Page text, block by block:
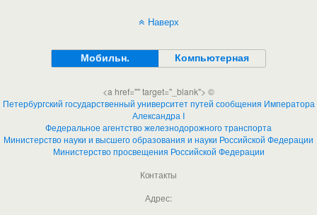
Наверх
Мобильн. Компьютерная
<a href="" target="_blank"> ©
Петербургский государственный университет путей сообщения Императора
Александра I
Федеральное агентство железнодорожного транспорта
Министерство науки и высшего образования и науки Российской Федерации
Министерство просвещения Российской Федерации
Контакты
Адрес: